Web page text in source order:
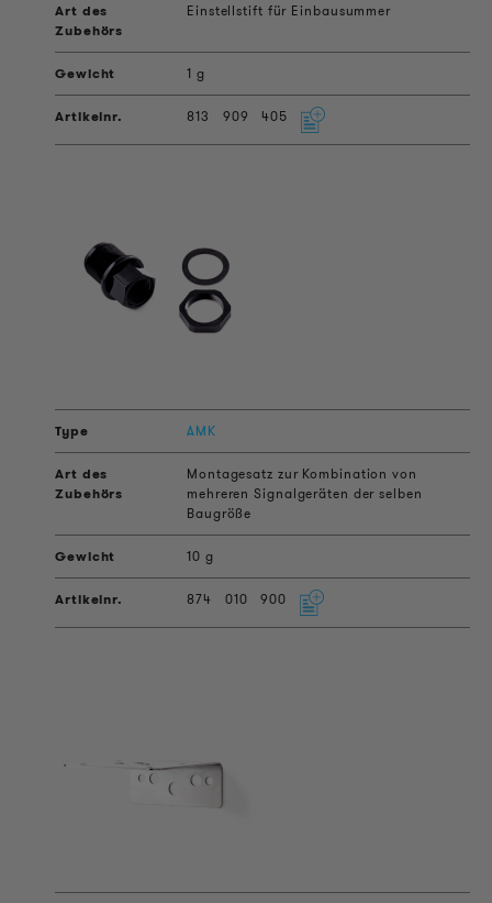
Einstellstift für Einbausummer
1 g
813 909 405
AMK
Montagesatz zur Kombination von
mehreren Signalgeräten der selben
Baugröße
10 g
874 010 900